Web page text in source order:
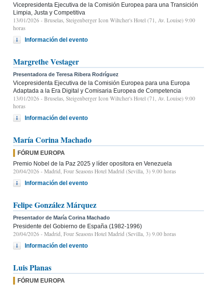
Vicepresidenta Ejecutiva de la Comisión Europea para una Transición
Limpia, Justa y Competitiva
13/01/2026 - Bruselas, Steigenberger Icon Wiltcher's Hotel (71, Av. Louise) 9:00
horas
Información del evento
Margrethe Vestager
Presentadora de Teresa Ribera Rodríguez
Vicepresidenta Ejecutiva de la Comisión Europea para una Europa
Adaptada a la Era Digital y Comisaria Europea de Competencia
13/01/2026 - Bruselas, Steigenberger Icon Wiltcher's Hotel (71, Av. Louise) 9:00
horas
Información del evento
María Corina Machado
FÓRUM EUROPA
Premio Nobel de la Paz 2025 y líder opositora en Venezuela
20/04/2026 - Madrid, Four Seasons Hotel Madrid (Sevilla, 3) 9.00 horas
Información del evento
Felipe González Márquez
Presentador de María Corina Machado
Presidente del Gobierno de España (1982-1996)
20/04/2026 - Madrid, Four Seasons Hotel Madrid (Sevilla, 3) 9.00 horas
Información del evento
Luis Planas
FÓRUM EUROPA